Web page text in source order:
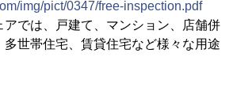
img/pict/0347/free-inspection.pdf
アでは、戸建て、マンション、店舗併
多世帯住宅、賃貸住宅など様々な用途